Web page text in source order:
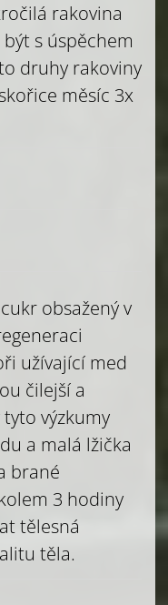
rakovina
s úspěchem
druhy rakoviny
měsíc 3x
obsažený v
užívající med
čilejší a
výzkumy
a malá lžička
brané
3 hodiny
tělesná
těla.